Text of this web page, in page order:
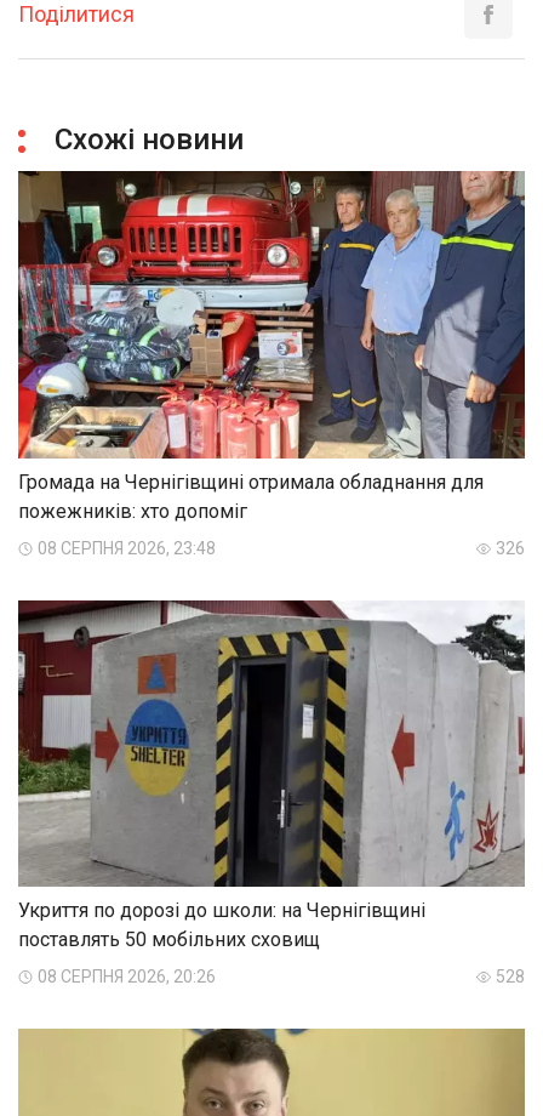
Поділитися
Схожі новини
Громада на Чернігівщині отримала обладнання для
пожежників: хто допоміг
08 СЕРПНЯ 2026, 23:48 326
Укриття по дорозі до школи: на Чернігівщині
поставлять 50 мобільних сховищ
08 СЕРПНЯ 2026, 20:26 528